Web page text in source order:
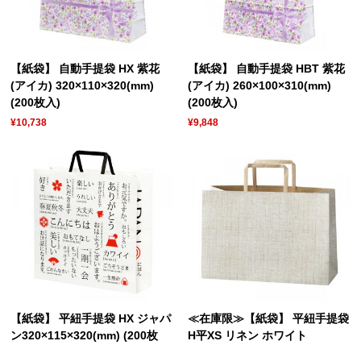
【紙袋】 自動手提袋 HX 紫花
(アイカ) 320×110×320(mm)
(200枚入)
¥10,738
【紙袋】 自動手提袋 HBT 紫花
(アイカ) 260×100×310(mm)
(200枚入)
¥9,848
【紙袋】 平紐手提袋 HX ジャパ
ン320×115×320(mm) (200枚
≪在庫限≫【紙袋】 平紐手提袋
H平XS リネン ホワイト